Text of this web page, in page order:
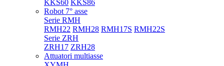
KKS60 KKS86
Robot 7° asse
Serie RMH
RMH22 RMH28 RMH17S RMH22S
Serie ZRH
ZRH17 ZRH28
Attuatori multiasse